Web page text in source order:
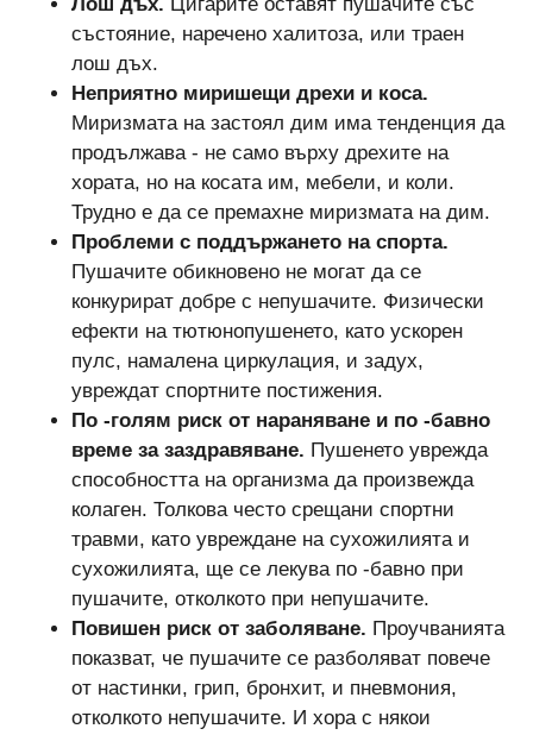
състояние, наречено халитоза, или траен
лош дъх.
Неприятно миришещи дрехи и коса.
Миризмата на застоял дим има тенденция да
продължава - не само върху дрехите на
хората, но на косата им, мебели, и коли.
Трудно е да се премахне миризмата на дим.
Проблеми с поддържането на спорта.
Пушачите обикновено не могат да се
конкурират добре с непушачите. Физически
ефекти на тютюнопушенето, като ускорен
пулс, намалена циркулация, и задух,
увреждат спортните постижения.
По -голям риск от нараняване и по -бавно
време за заздравяване. Пушенето уврежда
способността на организма да произвежда
колаген. Толкова често срещани спортни
травми, като увреждане на сухожилията и
сухожилията, ще се лекува по -бавно при
пушачите, отколкото при непушачите.
Повишен риск от заболяване. Проучванията
показват, че пушачите се разболяват повече
от настинки, грип, бронхит, и пневмония,
отколкото непушачите. И хора с някои